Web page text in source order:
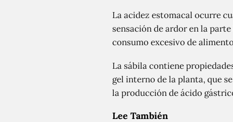
La acidez estomacal ocurre
sensación de ardor en la
consumo excesivo de
La sábila contiene
gel interno de la planta, que
la producción de ácido
Lee También